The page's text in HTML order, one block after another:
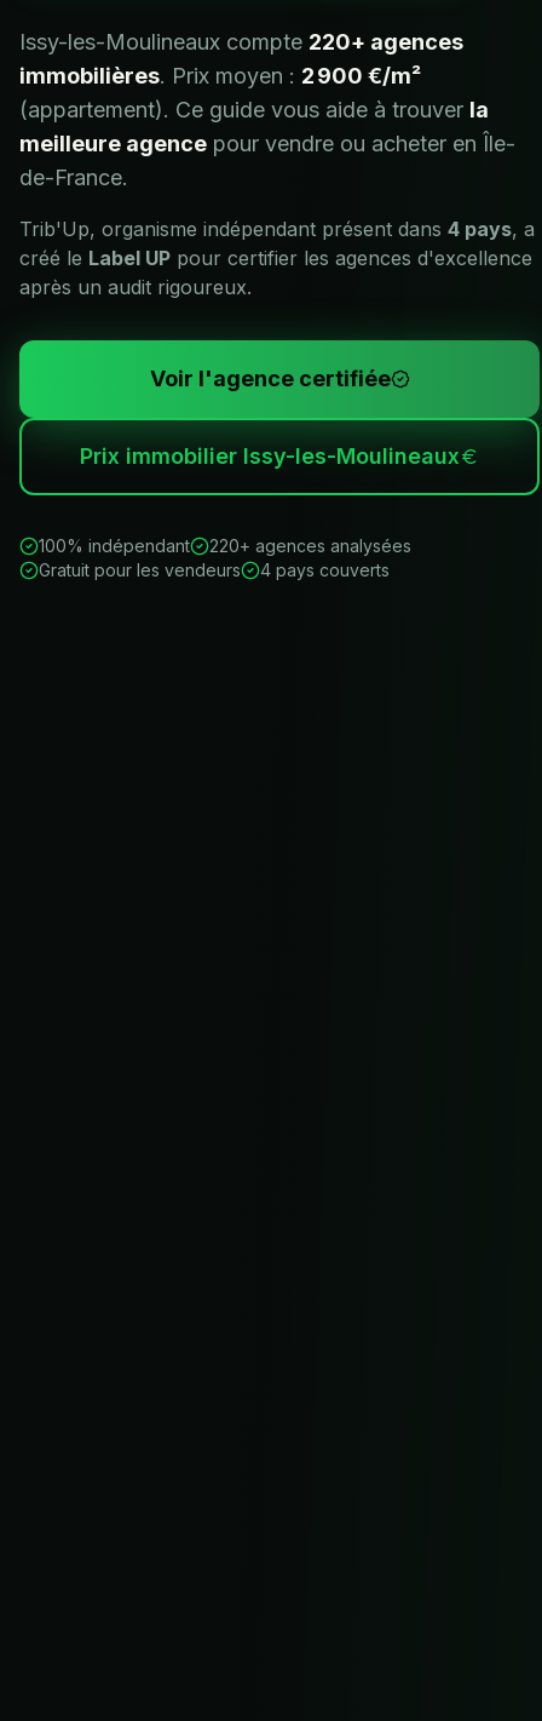
Issy-les-Moulineaux compte 220+ agences
immobilières. Prix moyen : 2 900 €/m²
(appartement). Ce guide vous aide à trouver la
meilleure agence pour vendre ou acheter en Île-
de-France.
Trib'Up, organisme indépendant présent dans 4 pays, a
créé le Label UP pour certifier les agences d'excellence
après un audit rigoureux.
Voir l'agence certifiée
Prix immobilier Issy-les-Moulineaux
100% indépendant
220+ agences analysées
Gratuit pour les vendeurs
4 pays couverts